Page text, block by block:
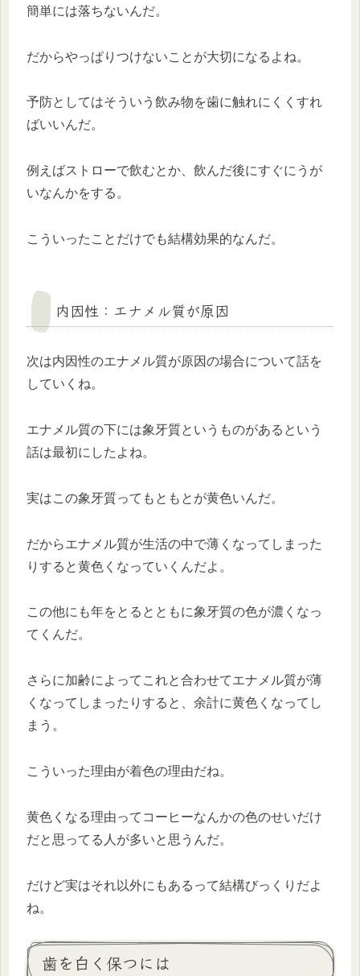
簡単には落ちないんだ。
だからやっぱりつけないことが大切になるよね。
予防としてはそういう飲み物を歯に触れにくくすれ
ばいいんだ。
例えばストローで飲むとか、飲んだ後にすぐにうが
いなんかをする。
こういったことだけでも結構効果的なんだ。
内因性：エナメル質が原因
次は内因性のエナメル質が原因の場合について話を
していくね。
エナメル質の下には象牙質というものがあるという
話は最初にしたよね。
実はこの象牙質ってもともとが黄色いんだ。
だからエナメル質が生活の中で薄くなってしまった
りすると黄色くなっていくんだよ。
この他にも年をとるとともに象牙質の色が濃くなっ
てくんだ。
さらに加齢によってこれと合わせてエナメル質が薄
くなってしまったりすると、余計に黄色くなってし
まう。
こういった理由が着色の理由だね。
黄色くなる理由ってコーヒーなんかの色のせいだけ
だと思ってる人が多いと思うんだ。
だけど実はそれ以外にもあるって結構びっくりだよ
ね。
歯を白く保つには